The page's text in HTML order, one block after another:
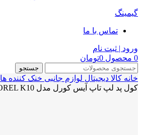
گیمینگ
تماس با ما
ورود | ثبت نام
0 محصول 0تومان
جستجو
خانه کالا دیجیتال لوازم جانبی خنک کننده ها
کول پد لپ تاپ آیس کورل مدل COOLPAD ICE COOREL K10